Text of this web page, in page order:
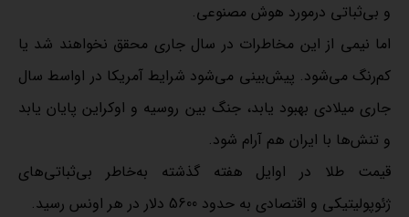
و بی‌ثباتی درمورد هوش مصنوعی.
اما نیمی از این مخاطرات در سال جاری محقق نخواهند شد یا
کم‌رنگ می‌شود. پیش‌بینی می‌شود شرایط آمریکا در اواسط سال
جاری میلادی بهبود یابد، جنگ بین روسیه و اوکراین پایان یابد
و تنش‌ها با ایران هم آرام شود.
قیمت طلا در اوایل هفته گذشته به‌خاطر بی‌ثباتی‌های
ژئوپولیتیکی و اقتصادی به حدود 5600 دلار در هر اونس رسید.